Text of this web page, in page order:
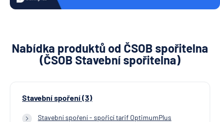
Nabídka produktů od ČSOB spořitelna
(ČSOB Stavební spořitelna)
Stavební spoření (3)
Stavební spoření - spořicí tarif OptimumPlus